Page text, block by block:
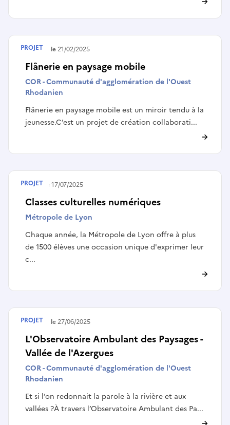
Flânerie en paysage mobile
COR - Communauté d'agglomération de l'Ouest
Rhodanien
Flânerie en paysage mobile est un miroir tendu à la
jeunesse.C’est un projet de création collaborati...
Terminé le21/02/2025
PROJET
Classes culturelles numériques
Métropole de Lyon
Chaque année, la Métropole de Lyon offre à plus
de 1500 élèves une occasion unique d'exprimer leur
c...
Publié le17/07/2025
PROJET
L'Observatoire Ambulant des Paysages -
Vallée de l'Azergues
COR - Communauté d'agglomération de l'Ouest
Rhodanien
Et si l’on redonnait la parole à la rivière et aux
vallées ?À travers l’Observatoire Ambulant des Pa...
Terminé le27/06/2025
PROJET